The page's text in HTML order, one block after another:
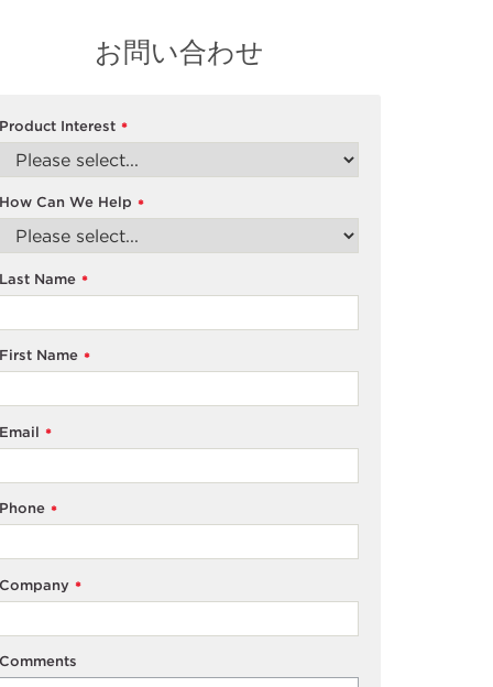
お問い合わせ
*
Product Interest
*
How Can We Help
*
Last Name
*
First Name
*
Email
*
Phone
*
Company
Comments